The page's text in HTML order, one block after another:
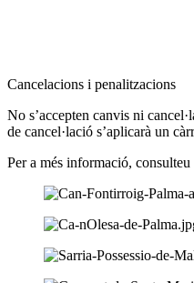
Cancelacions i penalitzacions
No s’accepten canvis ni
de cancel·lació s’aplicarà un
Per a més informació,